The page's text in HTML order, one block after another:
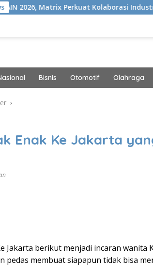
Perkuat Kolaborasi Industri ISP
Bisnis Otomotif Olahraga
Enak Ke Jakarta
Jakarta berikut menjadi incaran wanita
pedas membuat siapapun tidak bisa